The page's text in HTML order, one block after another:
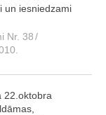
un iesniedzami
Nr. 38/
22.oktobra